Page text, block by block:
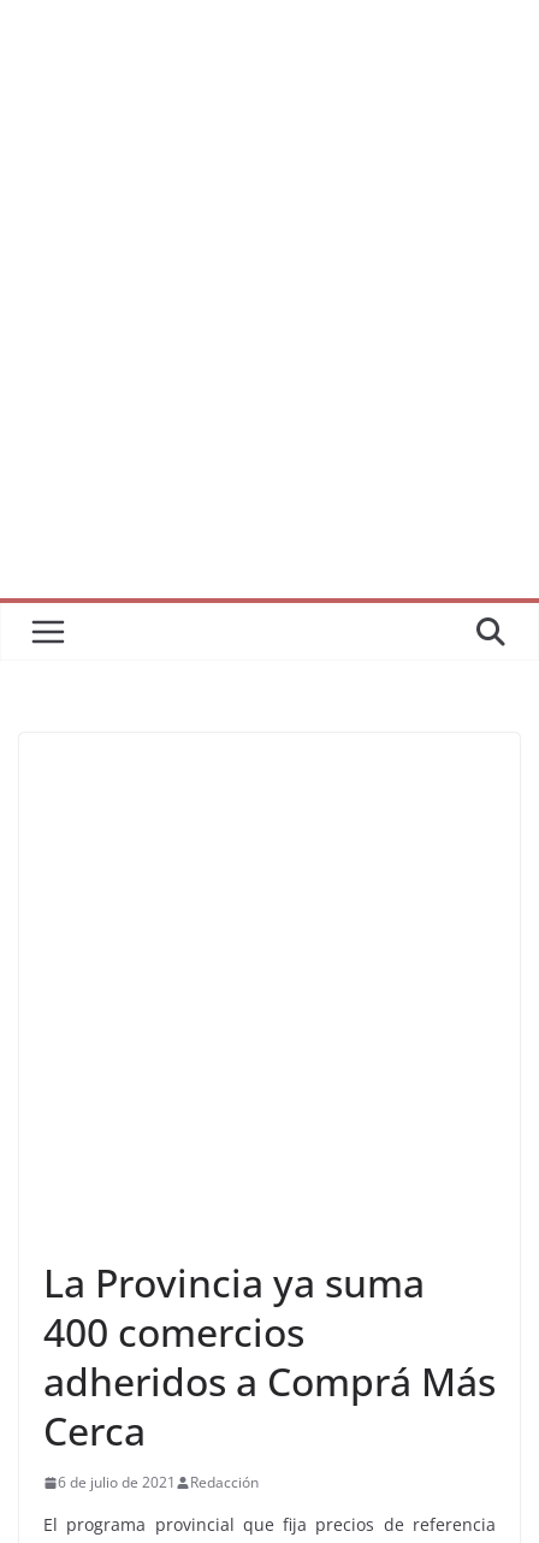
La Provincia ya suma
400 comercios
adheridos a Comprá Más
Cerca
6 de julio de 2021 Redacción
El programa provincial que fija precios de referencia